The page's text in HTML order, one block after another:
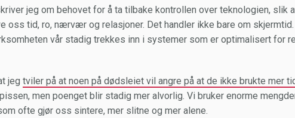
jeg om behovet for å ta tilbake kontrollen over teknologien, slik
oss tid, ro, nærvær og relasjoner. Det handler ikke bare om
vår stadig trekkes inn i systemer som er optimalisert for
jeg tviler på at noen på dødsleiet vil angre på at de ikke brukte mer
men poenget blir stadig mer alvorlig. Vi bruker enorme
ofte gjør oss sintere, mer slitne og mer alene.